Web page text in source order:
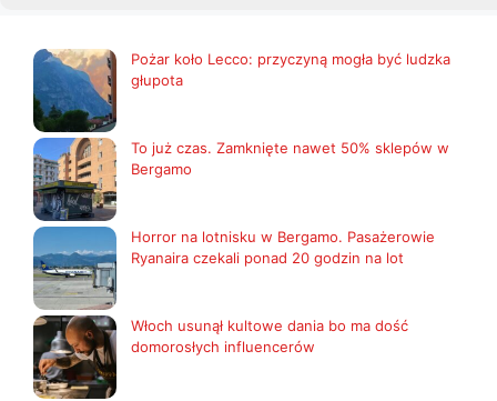
Pożar koło Lecco: przyczyną mogła być ludzka
głupota
To już czas. Zamknięte nawet 50% sklepów w
Bergamo
Horror na lotnisku w Bergamo. Pasażerowie
Ryanaira czekali ponad 20 godzin na lot
Włoch usunął kultowe dania bo ma dość
domorosłych influencerów